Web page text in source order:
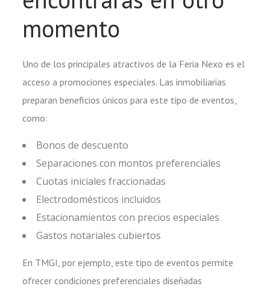
momento
Uno de los principales atractivos de la Feria Nexo es el
acceso a promociones especiales. Las inmobiliarias
preparan beneficios únicos para este tipo de eventos,
como:
Bonos de descuento
Separaciones con montos preferenciales
Cuotas iniciales fraccionadas
Electrodomésticos incluidos
Estacionamientos con precios especiales
Gastos notariales cubiertos
En TMGI, por ejemplo, este tipo de eventos permite
ofrecer condiciones preferenciales diseñadas